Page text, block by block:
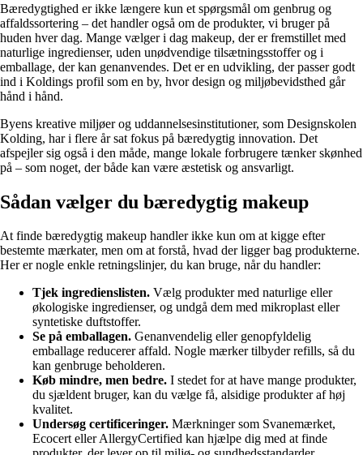
Bæredygtighed er ikke længere kun et spørgsmål om genbrug og
affaldssortering – det handler også om de produkter, vi bruger på
huden hver dag. Mange vælger i dag makeup, der er fremstillet med
naturlige ingredienser, uden unødvendige tilsætningsstoffer og i
emballage, der kan genanvendes. Det er en udvikling, der passer godt
ind i Koldings profil som en by, hvor design og miljøbevidsthed går
hånd i hånd.
Byens kreative miljøer og uddannelsesinstitutioner, som Designskolen
Kolding, har i flere år sat fokus på bæredygtig innovation. Det
afspejler sig også i den måde, mange lokale forbrugere tænker skønhed
på – som noget, der både kan være æstetisk og ansvarligt.
Sådan vælger du bæredygtig makeup
At finde bæredygtig makeup handler ikke kun om at kigge efter
bestemte mærkater, men om at forstå, hvad der ligger bag produkterne.
Her er nogle enkle retningslinjer, du kan bruge, når du handler:
Tjek ingredienslisten. Vælg produkter med naturlige eller
økologiske ingredienser, og undgå dem med mikroplast eller
syntetiske duftstoffer.
Se på emballagen. Genanvendelig eller genopfyldelig
emballage reducerer affald. Nogle mærker tilbyder refills, så du
kan genbruge beholderen.
Køb mindre, men bedre. I stedet for at have mange produkter,
du sjældent bruger, kan du vælge få, alsidige produkter af høj
kvalitet.
Undersøg certificeringer. Mærkninger som Svanemærket,
Ecocert eller AllergyCertified kan hjælpe dig med at finde